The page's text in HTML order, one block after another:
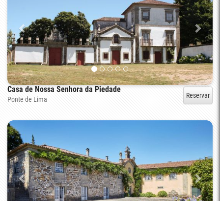
Casa de Nossa Senhora da Piedade
Ponte de Lima Reservar